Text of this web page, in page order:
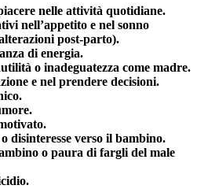
nelle attività quotidiane.
nell’appetito e nel sonno
post-parto).
di energia.
o inadeguatezza come madre.
e nel prendere decisioni.
disinteresse verso il bambino.
o paura di fargli del male